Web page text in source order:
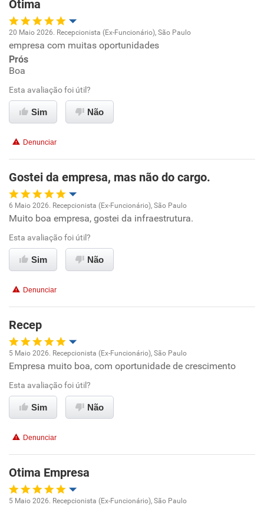
Ambiente de trabalho
Conciliação com a vida familiar
Benefícios
Não recomenda esta empresa
Não recomenda a diretoria
Otima
Oportunidade de promoção
Ambiente de trabalho
Conciliação com a vida familiar
Recomenda a diretoria
20 Maio 2026. Recepcionista (Ex-Funcionário), São Paulo
empresa com muitas oportunidades
Prós
Boa
Esta avaliação foi útil?
Sim Não
Denunciar
Gostei da empresa, mas não do cargo.
Oportunidade de promoção
Ambiente de trabalho
Benefícios
Recomenda esta empresa
Recomenda a diretoria
6 Maio 2026. Recepcionista (Ex-Funcionário), São Paulo
Muito boa empresa, gostei da infraestrutura.
Esta avaliação foi útil?
Sim Não
Denunciar
Recep
Oportunidade de promoção
Ambiente de trabalho
Benefícios
Recomenda esta empresa
5 Maio 2026. Recepcionista (Ex-Funcionário), São Paulo
Empresa muito boa, com oportunidade de crescimento
Esta avaliação foi útil?
Sim Não
Denunciar
Otima Empresa
5 Maio 2026. Recepcionista (Ex-Funcionário), São Paulo